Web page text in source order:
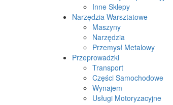
Inne Sklepy
Narzędzia Warsztatowe
Maszyny
Narzędzia
Przemysł Metalowy
Przeprowadzki
Transport
Części Samochodowe
Wynajem
Usługi Motoryzacyjne